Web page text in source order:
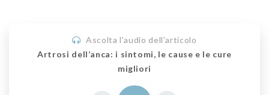
Ascolta l'audio dell'articolo
Artrosi dell’anca: i sintomi, le cause e le cure
migliori